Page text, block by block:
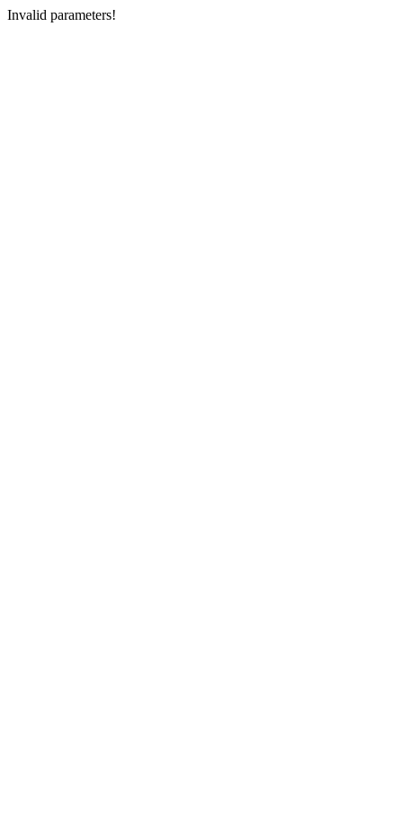
Invalid parameters!